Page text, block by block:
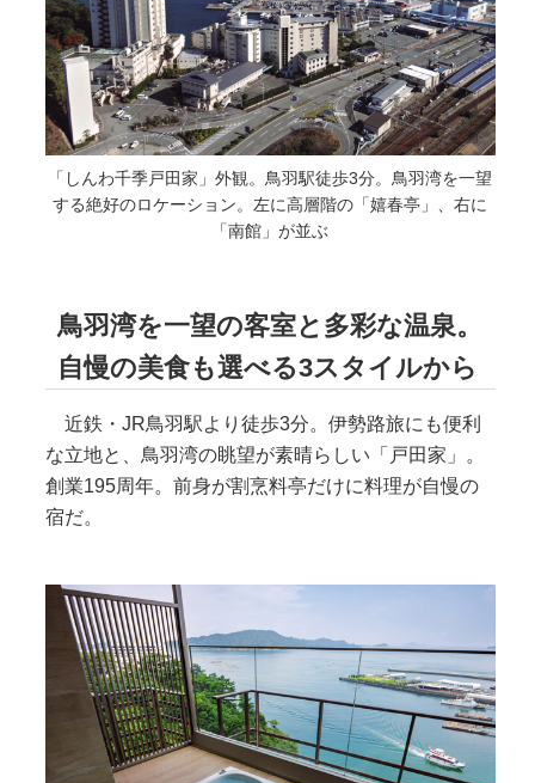
「しんわ千季戸田家」外観。鳥羽駅徒歩3分。鳥羽湾を一望
する絶好のロケーション。左に高層階の「嬉春亭」、右に
「南館」が並ぶ
鳥羽湾を一望の客室と多彩な温泉。
自慢の美食も選べる3スタイルから
近鉄・JR鳥羽駅より徒歩3分。伊勢路旅にも便利
な立地と、鳥羽湾の眺望が素晴らしい「戸田家」。
創業195周年。前身が割烹料亭だけに料理が自慢の
宿だ。